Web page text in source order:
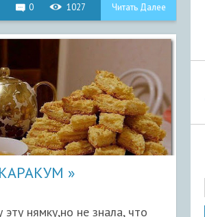
0 1027 Читать Далее
эту нямку,но не знала, что